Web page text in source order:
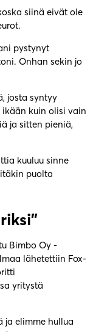
siinä eivät ole
pystynyt
Onhan sekin jo
josta syntyy
kuin olisi vain
ja sitten pieniä,
kuuluu sinne
puolta
Bimbo Oy -
lähetettiin Fox-
yritystä
ja elimme hullua